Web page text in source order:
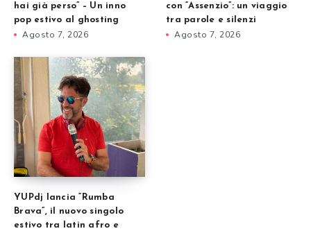
hai già perso” – Un inno
pop estivo al ghosting
Agosto 7, 2026
con “Assenzio”: un viaggio
tra parole e silenzi
Agosto 7, 2026
YUPdj lancia “Rumba
Brava”, il nuovo singolo
estivo tra latin afro e